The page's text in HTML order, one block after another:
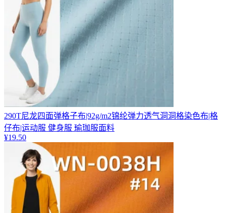
290T尼龙四面弹格子布|92g/m2锦纶弹力透气洞洞格染色布|格
仔布|运动服 健身服 瑜珈服面料
¥19.50